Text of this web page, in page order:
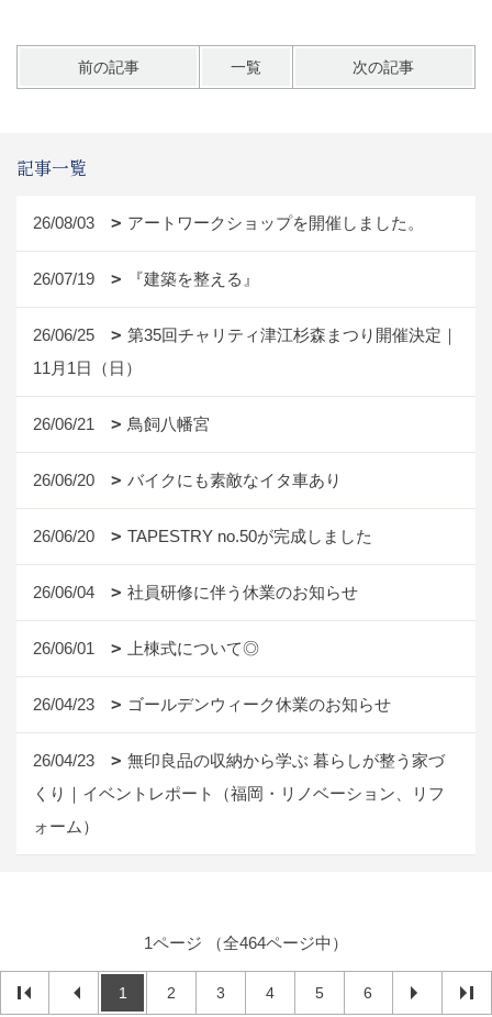
前の記事 一覧 次の記事
記事一覧
26/08/03 アートワークショップを開催しました。
26/07/19 『建築を整える』
26/06/25
第35回チャリティ津江杉森まつり開催決定｜
11月1日（日）
26/06/21 鳥飼八幡宮
26/06/20 バイクにも素敵なイタ車あり
26/06/20 TAPESTRY no.50が完成しました
26/06/04 社員研修に伴う休業のお知らせ
26/06/01 上棟式について◎
26/04/23 ゴールデンウィーク休業のお知らせ
26/04/23
無印良品の収納から学ぶ 暮らしが整う家づ
くり｜イベントレポート（福岡・リノベーション、リフ
ォーム）
1ページ （全464ページ中）
1 2 3 4 5 6